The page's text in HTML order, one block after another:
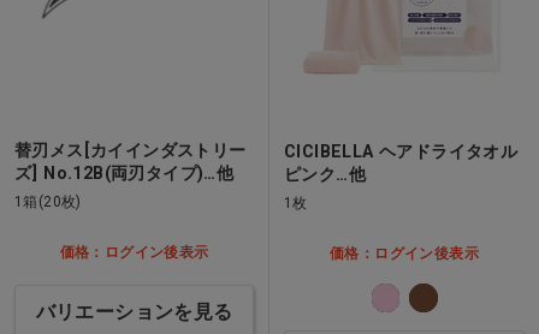
替刃メス[カイインダストリー
ズ] No.12B(両刃タイプ)…他
1箱(20枚)
価格：ログイン後表示
バリエーションを見る
CICIBELLA ヘアドライタオル
ピンク…他
1枚
価格：ログイン後表示